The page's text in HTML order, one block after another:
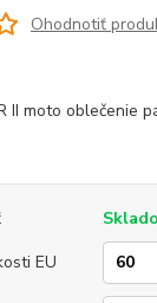
Ohodnotiť
II moto oblečenie
EU